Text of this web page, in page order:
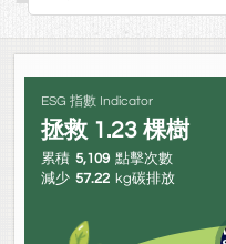
ESG 指數 Indicator
拯救 1.23 棵樹
累積 5,109 點擊次數
減少 57.22 kg碳排放